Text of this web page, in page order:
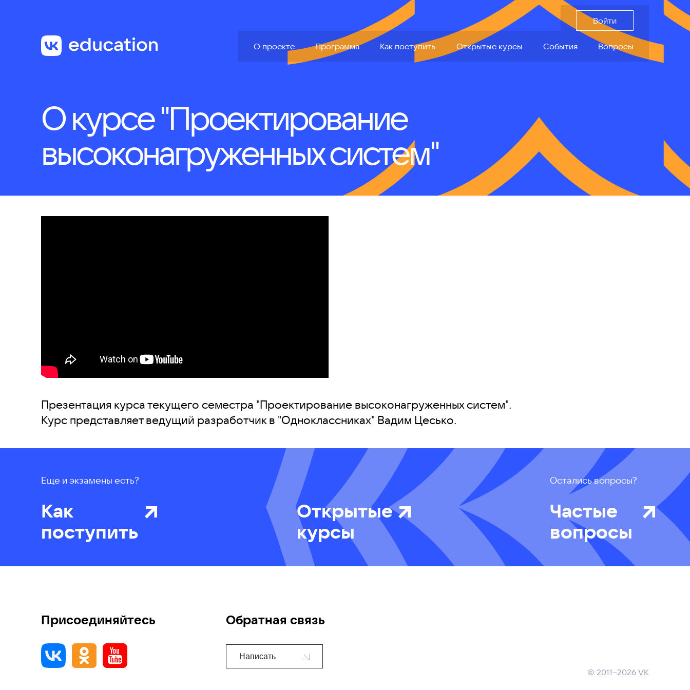
Открытые курсы События Вопросы
О проекте Программа Как поступить Открытые курсы События Вопросы
Войти
О курсе "Проектирование
высоконагруженных систем"
Презентация курса текущего семестра "Проектирование высоконагруженных систем".
Курс представляет ведущий разработчик в "Одноклассниках" Вадим Цесько.
Еще и экзамены есть?
Как
поступить
Открытые
курсы
Остались вопросы?
Частые
вопросы
Присоединяйтесь Обратная связь
Написать
© 2011–2026 VK